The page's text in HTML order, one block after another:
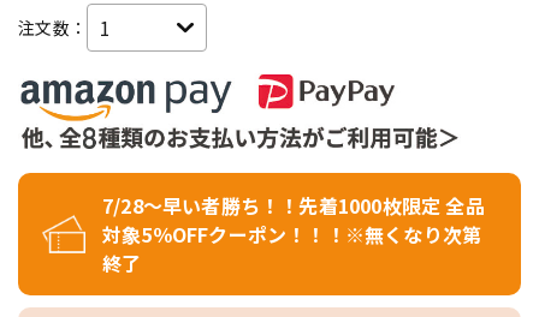
注文数：
7/28～早い者勝ち！！先着1000枚限定 全品
対象5％OFFクーポン！！！※無くなり次第
終了